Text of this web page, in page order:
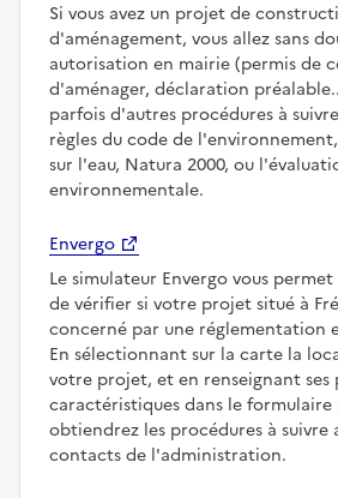
Si vous avez un projet de
d'aménagement, vous allez sans
autorisation en mairie (permis de
d'aménager, déclaration
parfois d'autres procédures à
règles du code de
sur l'eau, Natura 2000, ou
environnementale.
Envergo
Le simulateur Envergo vous
de vérifier si votre projet situé à
concerné par une réglementation
En sélectionnant sur la carte la
votre projet, et en renseignant ses
caractéristiques dans le formulaire
obtiendrez les procédures à suivre
contacts de l'administration.